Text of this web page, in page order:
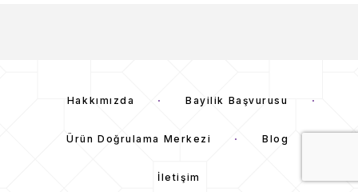
Hakkımızda Bayilik Başvurusu
Ürün Doğrulama Merkezi Blog
İletişim